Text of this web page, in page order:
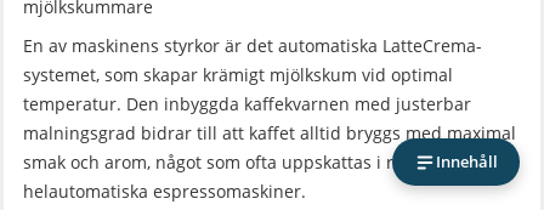
En av maskinens styrkor är det automatiska LatteCrema-
systemet, som skapar krämigt mjölkskum vid optimal
temperatur. Den inbyggda kaffekvarnen med justerbar
malningsgrad bidrar till att kaffet alltid bryggs med maximal
smak och arom, något som ofta uppskattas i recensioner av
helautomatiska espressomaskiner.
Innehåll